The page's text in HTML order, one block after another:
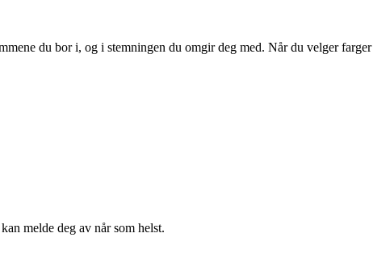
du bor i, og i stemningen du omgir deg med. Når du velger farger
melde deg av når som helst.